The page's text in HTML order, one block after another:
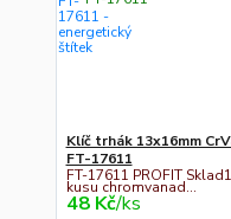
Klíč trhák 13x16mm
FT-17611
FT-17611 PROFIT
kusu chromvanad...
48 Kč/ks